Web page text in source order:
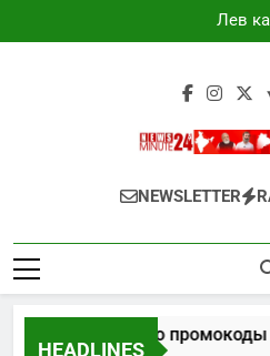
to
Лев
Get All
NEWSLETTER
HEADLINES
Лев казино промокоды